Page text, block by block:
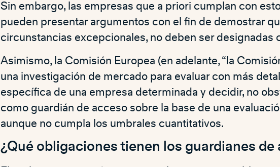
Sin embargo, las empresas que a priori cumplan con
pueden presentar argumentos con el fin de demostrar
circunstancias excepcionales, no deben ser designadas
Asimismo, la Comisión Europea (en adelante, “la
una investigación de mercado para evaluar con más
específica de una empresa determinada y decidir, no
como guardián de acceso sobre la base de una
aunque no cumpla los umbrales cuantitativos.
¿Qué obligaciones tienen los guardianes de